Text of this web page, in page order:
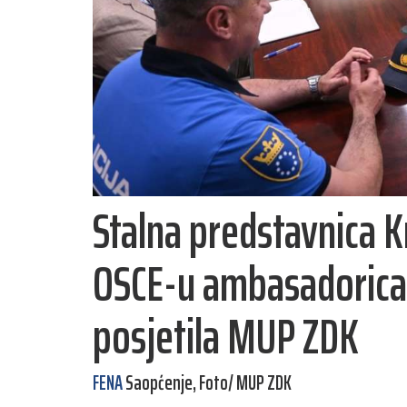
Stalna predstavnica
OSCE-u
posjetila MUP ZDK
FENASaopćenje, Foto/ MUP ZDK